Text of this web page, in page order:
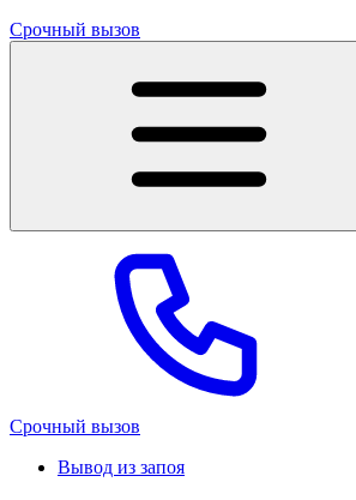
Срочный вызов
Срочный вызов
Вывод из запоя